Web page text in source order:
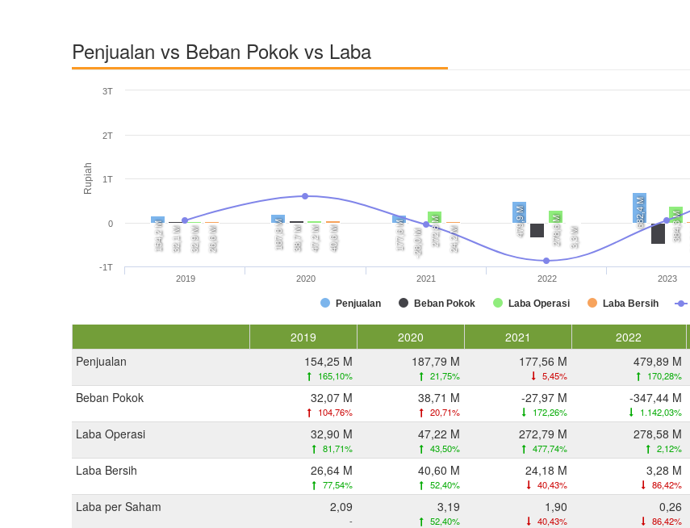
Penjualan vs Beban Pokok vs Laba
Rupiah
154,2 M 187,8 M 177,6 M 479,9 M 682,4 M
32,1 M 38,7 M -28,0 M
32,9 M 47,2 M 272,8 M 278,6 M 384,3 M
26,6 M 40,6 M 24,2 M 3,3 M
Penjualan Beban Pokok Laba Operasi Laba Bersih
2019 2020 2021 2022 2023
-1T
0
1T
2T
3T
2019 2020 2021 2022
Penjualan
154,25 M
165,10%
187,79 M
21,75%
177,56 M
5,45%
479,89 M
170,28%
Beban Pokok 32,07 M
104,76%
38,71 M
20,71%
-27,97 M
172,26%
-347,44 M
1.142,03%
Laba Operasi 32,90 M
81,71%
47,22 M
43,50%
272,79 M
477,74%
278,58 M
2,12%
Laba Bersih 26,64 M
77,54%
40,60 M
52,40%
24,18 M
40,43%
3,28 M
86,42%
Laba per Saham 2,09
-
3,19
52,40%
1,90
40,43%
0,26
86,42%